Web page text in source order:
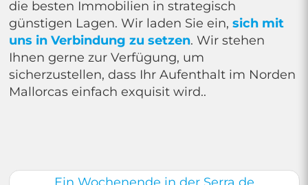
die besten Immobilien in strategisch
günstigen Lagen. Wir laden Sie ein, sich mit
uns in Verbindung zu setzen. Wir stehen
Ihnen gerne zur Verfügung, um
sicherzustellen, dass Ihr Aufenthalt im Norden
Mallorcas einfach exquisit wird..